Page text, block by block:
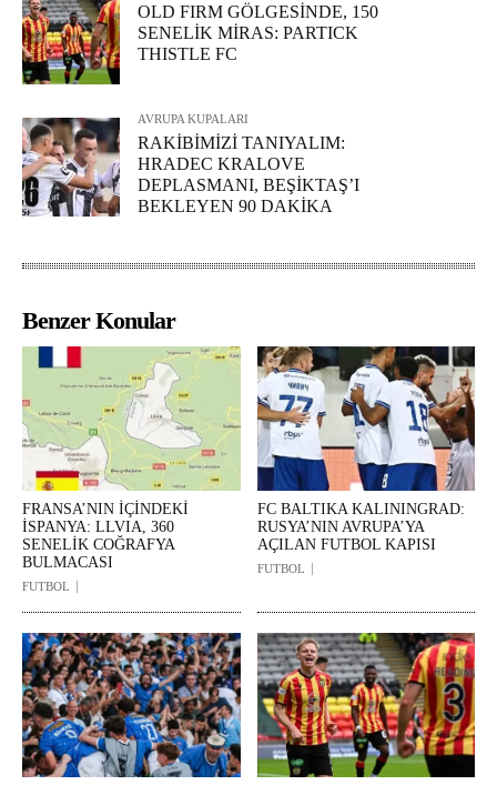
OLD FIRM GÖLGESİNDE, 150
SENELİK MİRAS: PARTICK
THISTLE FC
AVRUPA KUPALARI
RAKİBİMİZİ TANIYALIM:
HRADEC KRALOVE
DEPLASMANI, BEŞİKTAŞ’I
BEKLEYEN 90 DAKİKA
Benzer Konular
FRANSA’NIN İÇİNDEKİ
İSPANYA: LLVIA, 360
SENELİK COĞRAFYA
BULMACASI
FUTBOL
FC BALTIKA KALININGRAD:
RUSYA’NIN AVRUPA’YA
AÇILAN FUTBOL KAPISI
FUTBOL